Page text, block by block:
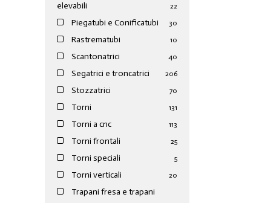
elevabili
22
Piegatubi e Conificatubi 30
Rastrematubi 10
Scantonatrici 40
Segatrici e troncatrici 206
Stozzatrici 70
Torni 131
Torni a cnc 113
Torni frontali 25
Torni speciali 5
Torni verticali 20
Trapani fresa e trapani